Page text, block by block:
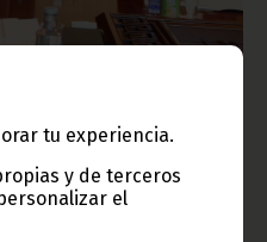
tu experiencia.
y de terceros
el
sanitario de farmacias y
de Sanidad e
una amplia campaña de
laboratorios, almacenes de